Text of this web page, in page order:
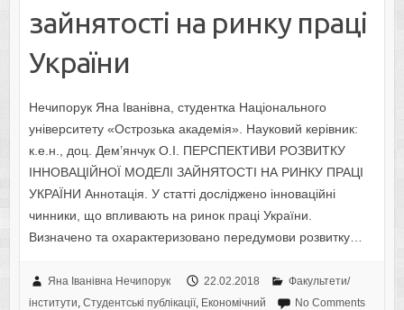
зайнятості на ринку праці
України
Нечипорук Яна Іванівна, студентка Національного
університету «Острозька академія». Науковий керівник:
к.е.н., доц. Дем’янчук О.І. ПЕРСПЕКТИВИ РОЗВИТКУ
ІННОВАЦІЙНОЇ МОДЕЛІ ЗАЙНЯТОСТІ НА РИНКУ ПРАЦІ
УКРАЇНИ Аннотація. У статті досліджено інноваційні
чинники, що впливають на ринок праці України.
Визначено та охарактеризовано передумови розвитку…
Яна Іванівна Нечипорук 22.02.2018
Факультети/
інститути Студентські публікації, Економічний No Comments